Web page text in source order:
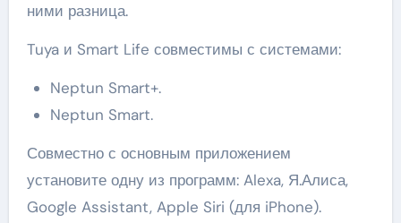
ними разница.
Tuya и Smart Life совместимы с системами:
Neptun Smart+.
Neptun Smart.
Совместно с основным приложением
установите одну из программ: Alexa, Я.Алиса,
Google Assistant, Apple Siri (для iPhone).